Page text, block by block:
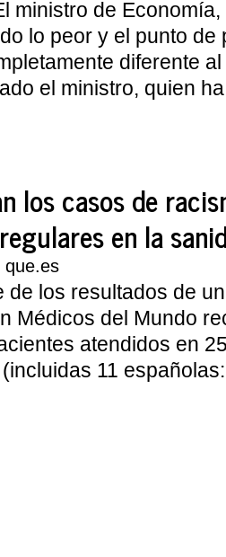
ministro de
lo peor y el punto de
diferente
el ministro, quien
los casos de
en la
que.es
de los resultados de
Médicos del Mundo
atendidos en
11